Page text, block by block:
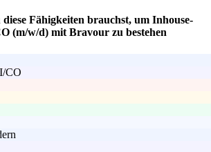
Fähigkeiten brauchst, um Inhouse-
(m/w/d) mit Bravour zu bestehen
CO